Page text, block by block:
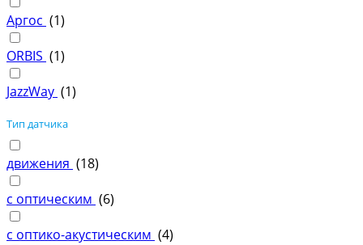
Аргос (1)
ORBIS (1)
JazzWay (1)
Тип датчика
движения (18)
с оптическим (6)
с оптико-акустическим (4)